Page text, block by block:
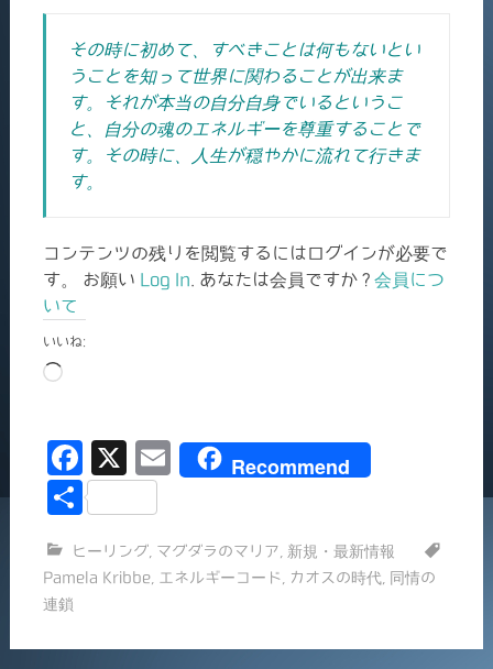
その時に初めて、すべきことは何もないとい
うことを知って世界に関わることが出来ま
す。それが本当の自分自身でいるというこ
と、自分の魂のエネルギーを尊重することで
す。その時に、人生が穏やかに流れて行きま
す。
コンテンツの残りを閲覧するにはログインが必要で
す。 お願い Log In . あなたは会員ですか ? 会員につ
いて
いいね:
読
み
中…
F
a
e
X
E
l
Recommend
共
ヒーリング, マグダラのマリア
新規・最新情報
Pamela Kribbe, エネルギーコード カオスの時代,
同情の
連鎖